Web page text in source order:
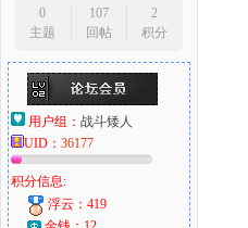
0
主题
107
回帖
2
积分
用户组： 战斗矮人
UID： 36177
积分信息:
浮云：419